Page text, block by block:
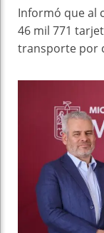
Informó que al
46 mil 771
transporte por